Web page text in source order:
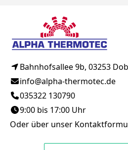
Bahnhofsallee 9b, 03253
info@alpha-thermotec.de
035322 130790
9:00 bis 17:00 Uhr
Oder über unser